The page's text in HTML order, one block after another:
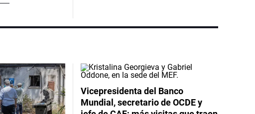
Vicepresidenta del Banco
Mundial, secretario de OCDE y